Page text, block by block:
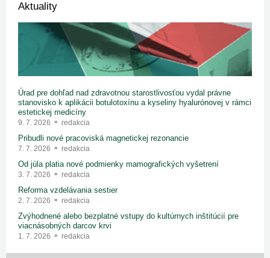
Aktuality
Úrad pre dohľad nad zdravotnou starostlivosťou vydal právne
stanovisko k aplikácii botulotoxínu a kyseliny hyalurónovej v rámci
estetickej medicíny
9. 7. 2026 redakcia
Pribudli nové pracoviská magnetickej rezonancie
7. 7. 2026 redakcia
Od júla platia nové podmienky mamografických vyšetrení
3. 7. 2026 redakcia
Reforma vzdelávania sestier
2. 7. 2026 redakcia
Zvýhodnené alebo bezplatné vstupy do kultúrnych inštitúcií pre
viacnásobných darcov krvi
1. 7. 2026 redakcia